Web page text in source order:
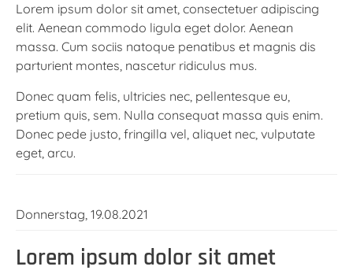
Lorem ipsum dolor sit amet, consectetuer adipiscing
elit. Aenean commodo ligula eget dolor. Aenean
massa. Cum sociis natoque penatibus et magnis dis
parturient montes, nascetur ridiculus mus.
Donec quam felis, ultricies nec, pellentesque eu,
pretium quis, sem. Nulla consequat massa quis enim.
Donec pede justo, fringilla vel, aliquet nec, vulputate
eget, arcu.
Donnerstag, 19.08.2021
Lorem ipsum dolor sit amet